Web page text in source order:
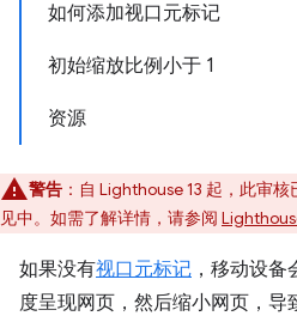
如何添加视口元标记
初始缩放比例小于 1
资源
警告 ：自 Lighthouse 13 起，此审核
见中。如需了解详情，请参阅
如果没有视口元标记 ，移动设
度呈现网页，然后缩小网页，导